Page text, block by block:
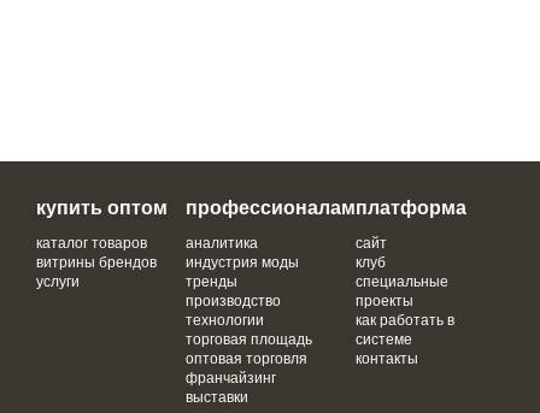
купить оптом
каталог товаров
витрины брендов
услуги
профессионалам
аналитика
индустрия моды
тренды
производство
технологии
торговая площадь
оптовая торговля
франчайзинг
выставки
платформа
сайт
клуб
специальные
проекты
как работать в
системе
контакты